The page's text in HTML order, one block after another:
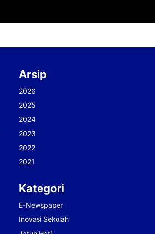
Arsip
2026
2025
2024
2023
2022
2021
Kategori
E-Newspaper
Inovasi Sekolah